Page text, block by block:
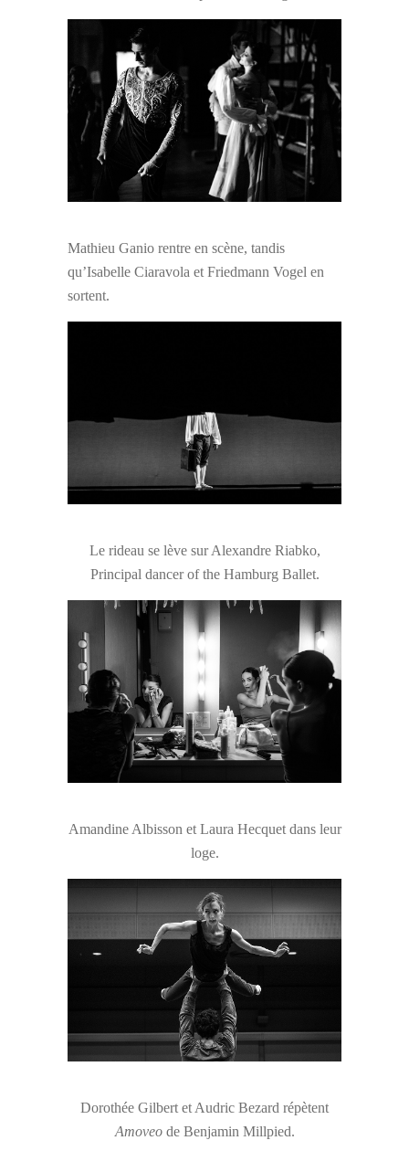
Mathieu Ganio rentre en scène, tandis
qu’Isabelle Ciaravola et Friedmann Vogel en
sortent.
Le rideau se lève sur Alexandre Riabko,
Principal dancer of the Hamburg Ballet.
Amandine Albisson et Laura Hecquet dans leur
loge.
Dorothée Gilbert et Audric Bezard répètent
Amoveode Benjamin Millpied.